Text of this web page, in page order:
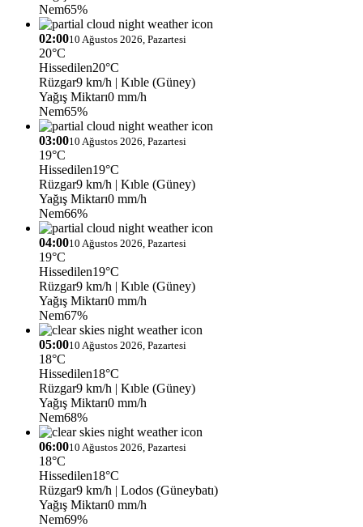
Nem65%
02:0010 Ağustos 2026, Pazartesi
20°C
Hissedilen20°C
Rüzgar9 km/h | Kıble (Güney)
Yağış Miktarı0 mm/h
Nem65%
03:0010 Ağustos 2026, Pazartesi
19°C
Hissedilen19°C
Rüzgar9 km/h | Kıble (Güney)
Yağış Miktarı0 mm/h
Nem66%
04:0010 Ağustos 2026, Pazartesi
19°C
Hissedilen19°C
Rüzgar9 km/h | Kıble (Güney)
Yağış Miktarı0 mm/h
Nem67%
05:0010 Ağustos 2026, Pazartesi
18°C
Hissedilen18°C
Rüzgar9 km/h | Kıble (Güney)
Yağış Miktarı0 mm/h
Nem68%
06:0010 Ağustos 2026, Pazartesi
18°C
Hissedilen18°C
Rüzgar9 km/h | Lodos (Güneybatı)
Yağış Miktarı0 mm/h
Nem69%